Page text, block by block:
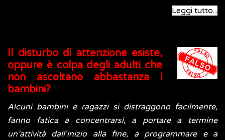
Leggi tutto...
Il disturbo di attenzione esiste,
oppure è colpa degli adulti che
non ascoltano abbastanza i
bambini?
Alcuni bambini e ragazzi si distraggono facilmente,
fanno fatica a concentrarsi, a portare a termine
un’attività dall'inizio alla fine, a programmare e a